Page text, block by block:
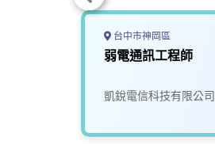
台中市神岡區
弱電通訊工程師
凱銳電信科技有限公司